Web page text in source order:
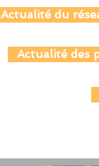
Actualité du
Actualité des